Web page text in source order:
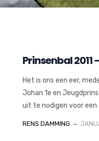
Prinsenbal 2011
Het is ons een eer,
Johan 1e en
uit te nodigen voor een
RENS DAMMING